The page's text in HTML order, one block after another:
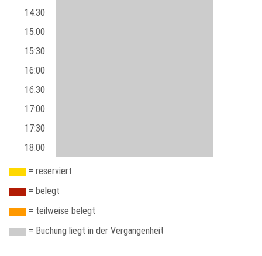
14:30
15:00
15:30
16:00
16:30
17:00
17:30
18:00
= reserviert
= belegt
= teilweise belegt
= Buchung liegt in der Vergangenheit